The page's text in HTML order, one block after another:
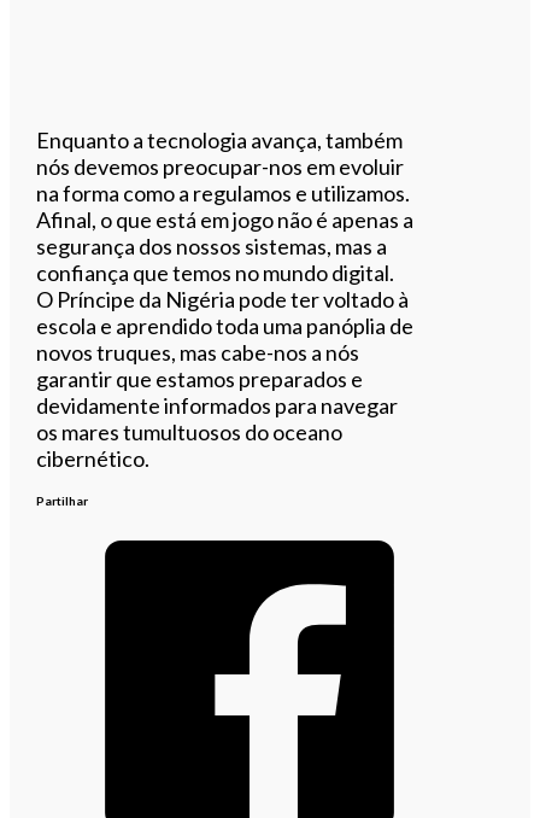
Enquanto a tecnologia avança, também
nós devemos preocupar-nos em evoluir
na forma como a regulamos e utilizamos.
Afinal, o que está em jogo não é apenas a
segurança dos nossos sistemas, mas a
confiança que temos no mundo digital.
O Príncipe da Nigéria pode ter voltado à
escola e aprendido toda uma panóplia de
novos truques, mas cabe-nos a nós
garantir que estamos preparados e
devidamente informados para navegar
os mares tumultuosos do oceano
cibernético.
Partilhar